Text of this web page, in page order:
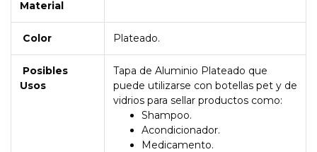
Material
Color Plateado.
Posibles
Usos
Tapa de Aluminio Plateado que
puede utilizarse con botellas pet y de
vidrios para sellar productos como:
Shampoo.
Acondicionador.
Medicamento.